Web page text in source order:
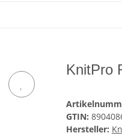
KnitPro
GTIN:
Hersteller: